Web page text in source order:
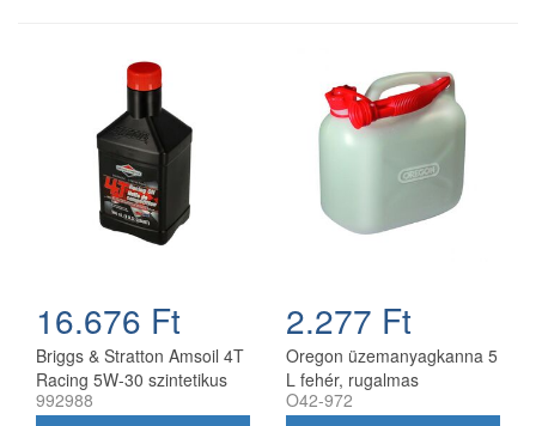
16.676 Ft
Briggs & Stratton Amsoil 4T
Racing 5W-30 szintetikus
motorolaj 0,95 l
992988
2.277 Ft
Oregon üzemanyagkanna 5
L fehér, rugalmas
kifolyócsővel
O42-972